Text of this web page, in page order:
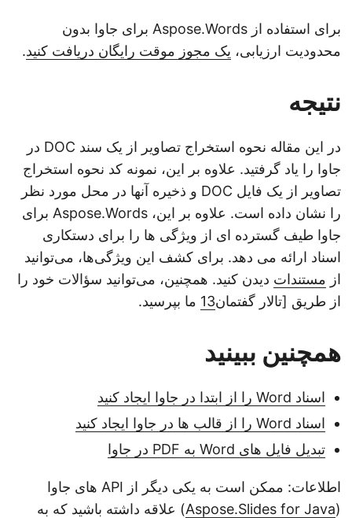
برای استفاده از Aspose.Words برای جاوا بدون
محدودیت ارزیابی،یک مجوز موقت رایگان دریافت کنید.
نتیجه
در این مقاله نحوه استخراج تصاویر از یک سند DOC در
جاوا را یاد گرفتید. علاوه بر این، نمونه کد نحوه استخراج
تصاویر از یک فایل DOC و ذخیره آنها در محل مورد نظر
را نشان داده است. علاوه بر این، Aspose.Words برای
جاوا طیف گسترده ای از ویژگی ها را برای دستکاری
اسناد ارائه می دهد. برای کشف این ویژگی‌ها، می‌توانید
از مستنداتدیدن کنید. همچنین، می‌توانید سؤالات خود را
از طریق [تالار گفتمان13ما بپرسید.
همچنین ببینید
اسناد Word را از ابتدا در جاوا ایجاد کنید
اسناد Word را از قالب ها در جاوا ایجاد کنید
تبدیل فایل های Word به PDF در جاوا
اطلاعات: ممکن است به یکی دیگر از API های جاوا
Aspose.Slides for Java) علاقه داشته باشید که به